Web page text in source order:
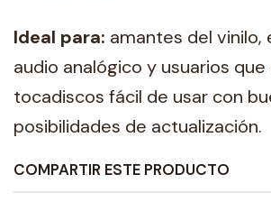
Ideal para: amantes del vinilo,
audio analógico y usuarios que
tocadiscos fácil de usar con
posibilidades de actualización.
COMPARTIR ESTE PRODUCTO